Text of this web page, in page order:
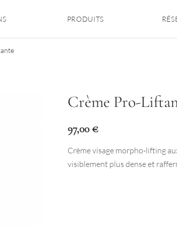
PRODUITS
Crème Pro-
97,00€
Crème visage morpho-lifting
visiblement plus dense et